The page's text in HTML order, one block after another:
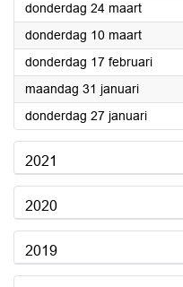
donderdag 24 maart2022
donderdag 10 maart2022
donderdag 17 februari2022
maandag 31 januari2022
donderdag 27 januari2022
2021
2020
2019